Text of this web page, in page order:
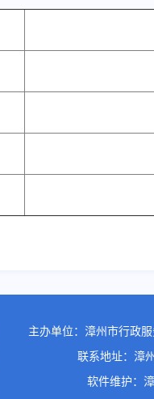
主办单位：漳州市行政
联系地址：漳
软件维护：